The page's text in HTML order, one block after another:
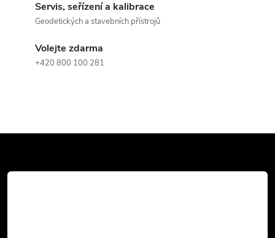
Servis, seřízení a kalibrace
Geodetických a stavebních přístrojů
Volejte zdarma
+420 800 100 281
á